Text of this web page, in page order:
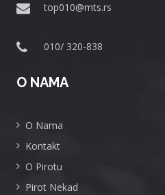
top010@mts.rs
010/ 320-838
O NAMA
O Nama
Kontakt
O Pirotu
Pirot Nekad